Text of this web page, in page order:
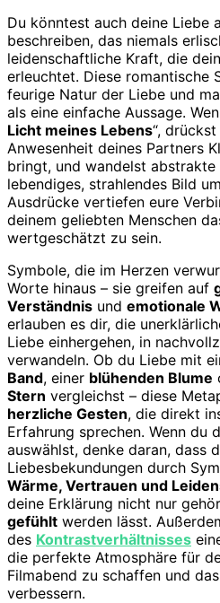
Du könntest auch deine Liebe
beschreiben, das niemals
leidenschaftliche Kraft, die
erleuchtet. Diese romantische
feurige Natur der Liebe und
als eine einfache Aussage.
Licht meines Lebens“,
Anwesenheit deines Partners
bringt, und wandelst abstrakte
lebendiges, strahlendes Bild
Ausdrücke vertiefen eure
deinem geliebten Menschen
wertgeschätzt zu sein.
Symbole, die im Herzen
Worte hinaus – sie greifen auf
Verständnis und emotionale
erlauben es dir, die
Liebe einhergehen, in
verwandeln. Ob du Liebe mit
Band, einer blühenden Blume
Stern vergleichst – diese
herzliche Gesten, die direkt
Erfahrung sprechen. Wenn du
auswählst, denke daran, dass
Liebesbekundungen durch
Wärme, Vertrauen und
deine Erklärung nicht nur
gefühlt werden lässt.
des Kontrastverhältnisses
die perfekte Atmosphäre für
Filmabend zu schaffen und
verbessern.